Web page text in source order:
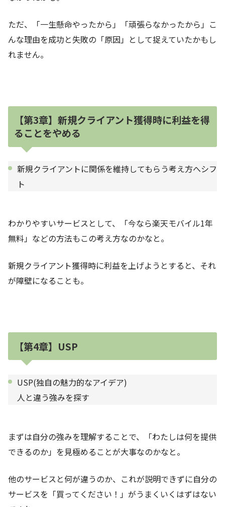
ただ、「一生懸命やったから」「頑張らなかったから」こ
んな理由を成功と失敗の「原因」として捉えていたかもし
れません。
【第3章】新規クライアント獲得時に利益を得
ることをやめる
新規クライアントに関係を維持してもらう考え方へシフ
ト
わかりやすいサービスとして、「今なら楽天モバイル1年
無料」などの方法もこの考え方なのかなと。
新規クライアント獲得時に利益を上げようとすると、それ
が障壁になることも。
【第4章】USP
USP(独自の魅力的なアイデア)
人と違う強みを探す
まずは自分の強みを理解することで、「わたしは何を提供
できるのか」を見極めることが大事なのかなと。
他のサービスと何が違うのか、これが説明できずに自分の
サービスを「買ってください！」がうまくいくはずはない